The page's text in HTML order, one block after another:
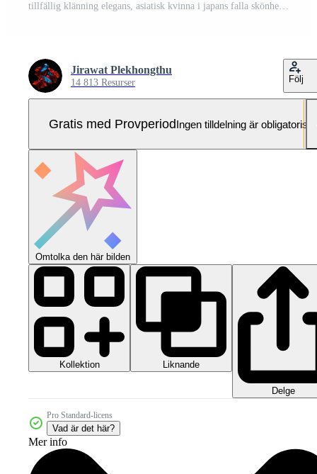
tillfällig klänning elegans, asiatisk kvinna i japans falla skönhet, en glad Semester porträtt mitt i gul och röd lövverk. en resa fångande de väsen av natur, mode, och tillfällig elegans. Pro Foto
Jirawat Plekhongthu
14 813 Resurser Följ
Gratis med ProvperiodIngen tilldelning är obligatorisk
Omtolka den här bilden
Kollektion Liknande
Delge
Pro Standard-licens
Vad är det här?
Mer info